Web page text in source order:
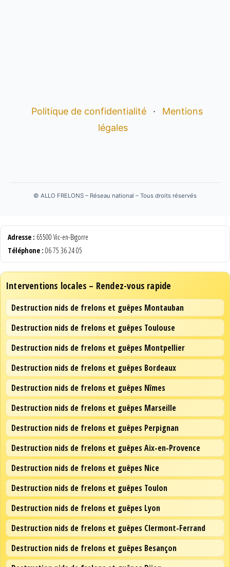
Politique de confidentialité ·
Mentions
légales
© ALLO FRELONS – Réseau national – Tous droits réservés
Adresse : 65500 Vic-en-Bigorre
Téléphone : 06 75 36 24 05
Interventions locales – Rendez-vous rapide
Destruction nids de frelons et guêpes Montauban
Destruction nids de frelons et guêpes Toulouse
Destruction nids de frelons et guêpes Montpellier
Destruction nids de frelons et guêpes Bordeaux
Destruction nids de frelons et guêpes Nîmes
Destruction nids de frelons et guêpes Marseille
Destruction nids de frelons et guêpes Perpignan
Destruction nids de frelons et guêpes Aix-en-Provence
Destruction nids de frelons et guêpes Nice
Destruction nids de frelons et guêpes Toulon
Destruction nids de frelons et guêpes Lyon
Destruction nids de frelons et guêpes Clermont-Ferrand
Destruction nids de frelons et guêpes Besançon